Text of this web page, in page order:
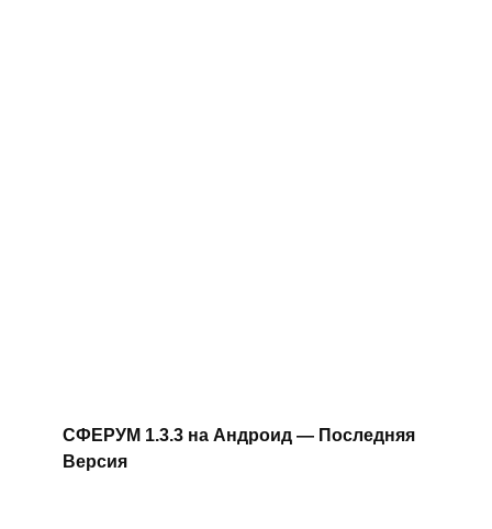
СФЕРУМ 1.3.3 на Андроид — Последняя
Версия